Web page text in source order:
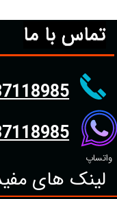
تماس با ما
واتساپ
لینک های